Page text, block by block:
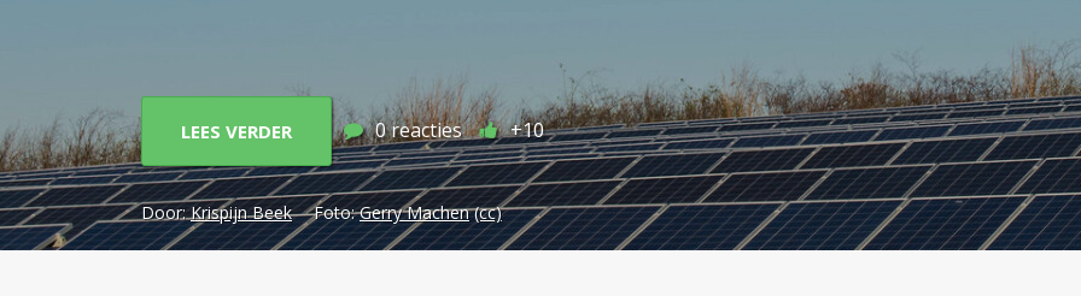
Door:Krispijn Beek Foto:Gerry Machen (cc)
LEES VERDER 0reacties +10